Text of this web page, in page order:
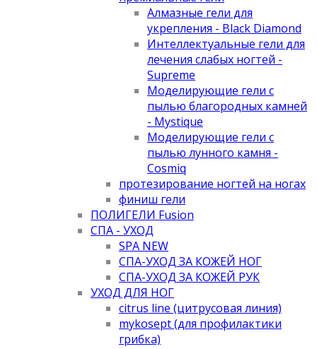
Алмазные гели для
укрепления - Black Diamond
Интеллектуальные гели для
лечения слабых ногтей -
Supreme
Моделирующие гели с
пылью благородных камней
- Mystique
Моделирующие гели с
пылью лунного камня -
Cosmiq
протезирование ногтей на ногах
финиш гели
ПОЛИГЕЛИ Fusion
СПА - УХОД
SPA NEW
СПА-УХОД ЗА КОЖЕЙ НОГ
СПА-УХОД ЗА КОЖЕЙ РУК
УХОД ДЛЯ НОГ
citrus line (цитрусовая линия)
mykosept (для профилактики
грибка)